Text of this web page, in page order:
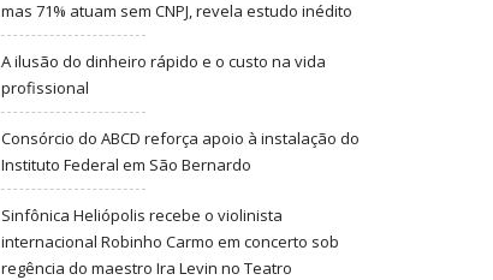
mas 71% atuam sem CNPJ, revela estudo inédito
A ilusão do dinheiro rápido e o custo na vida
profissional
Consórcio do ABCD reforça apoio à instalação do
Instituto Federal em São Bernardo
Sinfônica Heliópolis recebe o violinista
internacional Robinho Carmo em concerto sob
regência do maestro Ira Levin no Teatro